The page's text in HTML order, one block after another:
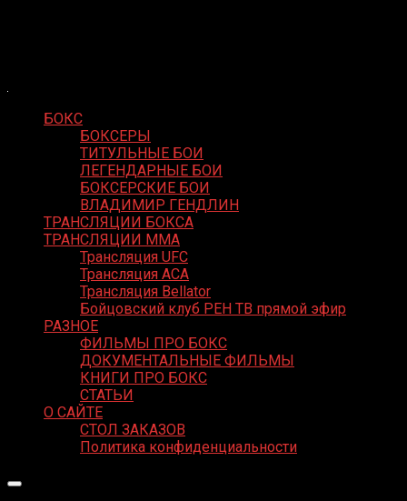
БОКС
БОКСЕРЫ
ТИТУЛЬНЫЕ БОИ
ЛЕГЕНДАРНЫЕ БОИ
БОКСЕРСКИЕ БОИ
ВЛАДИМИР ГЕНДЛИН
ТРАНСЛЯЦИИ БОКСА
ТРАНСЛЯЦИИ MMA
Трансляция UFC
Трансляция ACA
Трансляция Bellator
Бойцовский клуб РЕН ТВ прямой эфир
РАЗНОЕ
ФИЛЬМЫ ПРО БОКС
ДОКУМЕНТАЛЬНЫЕ ФИЛЬМЫ
КНИГИ ПРО БОКС
СТАТЬИ
О САЙТЕ
СТОЛ ЗАКАЗОВ
Политика конфиденциальности